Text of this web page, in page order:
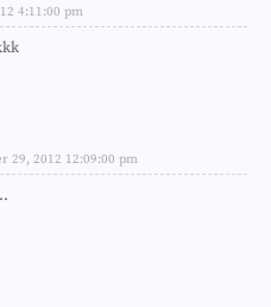
4:11:00 pm
29, 2012 12:09:00 pm